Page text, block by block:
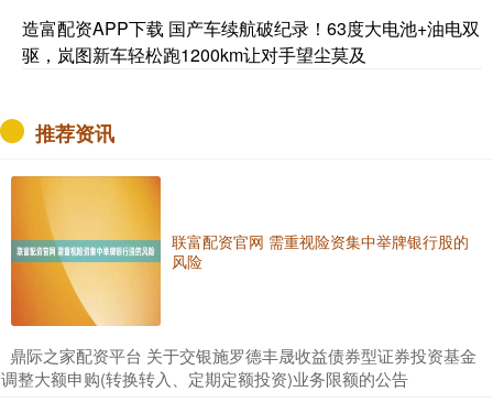
造富配资APP下载 国产车续航破纪录！63度大电池+油电双
驱，岚图新车轻松跑1200km让对手望尘莫及
推荐资讯
联富配资官网 需重视险资集中举牌银行股的
风险
​鼎际之家配资平台 关于交银施罗德丰晟收益债券型证券投资基金
调整大额申购(转换转入、定期定额投资)业务限额的公告